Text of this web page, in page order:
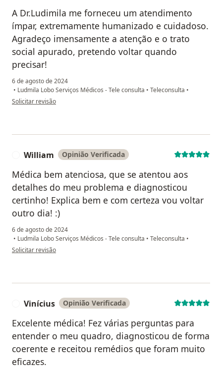
A Dr.Ludimila me forneceu um atendimento
ímpar, extremamente humanizado e cuidadoso.
Agradeço imensamente a atenção e o trato
social apurado, pretendo voltar quando
precisar!
6 de agosto de 2024
• Ludmila Lobo Serviços Médicos - Tele consulta • Teleconsulta •
na opinião do utilizador B.B
Solicitar revisão
William Opinião Verificada
Médica bem atenciosa, que se atentou aos
detalhes do meu problema e diagnosticou
certinho! Explica bem e com certeza vou voltar
outro dia! :)
6 de agosto de 2024
• Ludmila Lobo Serviços Médicos - Tele consulta • Teleconsulta •
na opinião do utilizador William
Solicitar revisão
Vinícius Opinião Verificada
Excelente médica! Fez várias perguntas para
entender o meu quadro, diagnosticou de forma
coerente e receitou remédios que foram muito
eficazes.